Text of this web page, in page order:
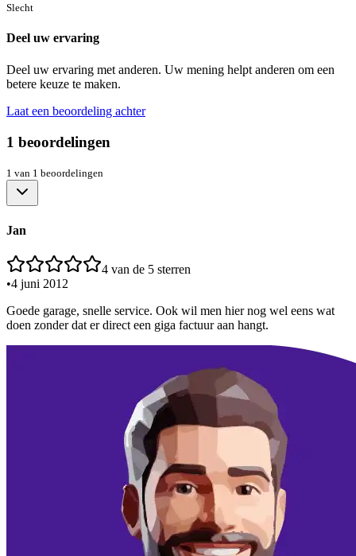
Slecht
Deel uw ervaring
Deel uw ervaring met anderen. Uw mening helpt anderen om een
betere keuze te maken.
Laat een beoordeling achter
1 beoordelingen
1 van 1 beoordelingen
Jan
4 van de 5 sterren
•4 juni 2012
Goede garage, snelle service. Ook wil men hier nog wel eens wat
doen zonder dat er direct een giga factuur aan hangt.